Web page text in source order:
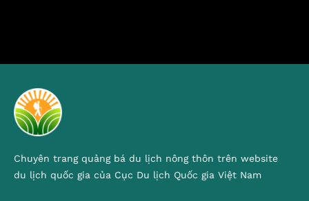
Chuyên trang quảng bá du lịch nông thôn trên website
du lịch quốc gia của Cục Du lịch Quốc gia Việt Nam